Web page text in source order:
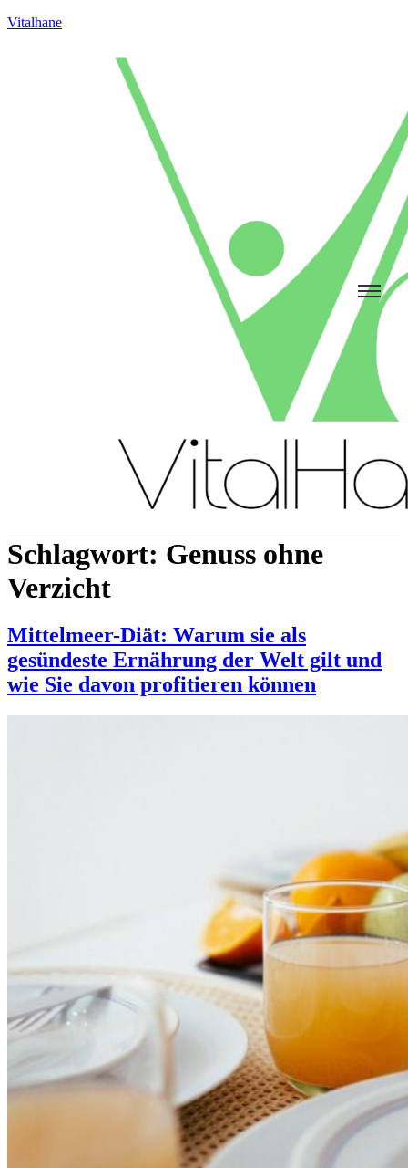
Vitalhane
Schlagwort: Genuss ohne
Verzicht
Mittelmeer-Diät: Warum sie als
gesündeste Ernährung der Welt gilt und
wie Sie davon profitieren können